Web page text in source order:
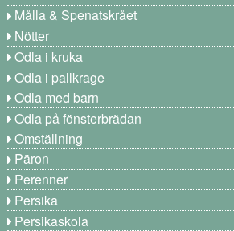
Målla & Spenatskrået
Nötter
Odla i kruka
Odla i pallkrage
Odla med barn
Odla på fönsterbrädan
Omställning
Päron
Perenner
Persika
Persikaskola